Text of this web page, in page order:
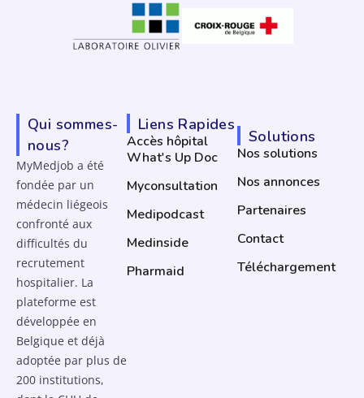
Qui sommes-
nous?
MyMedjob a été
fondée par un
médecin liégeois
confronté aux
difficultés du
recrutement
hospitalier. La
plateforme est
développée en
Belgique et déjà
adoptée par plus de
200 institutions,
Liens Rapides
Accès hôpital
What's Up Doc
Myconsultation
Medipodcast
Medinside
Pharmaid
Solutions
Nos solutions
Nos annonces
Partenaires
Contact
Téléchargement